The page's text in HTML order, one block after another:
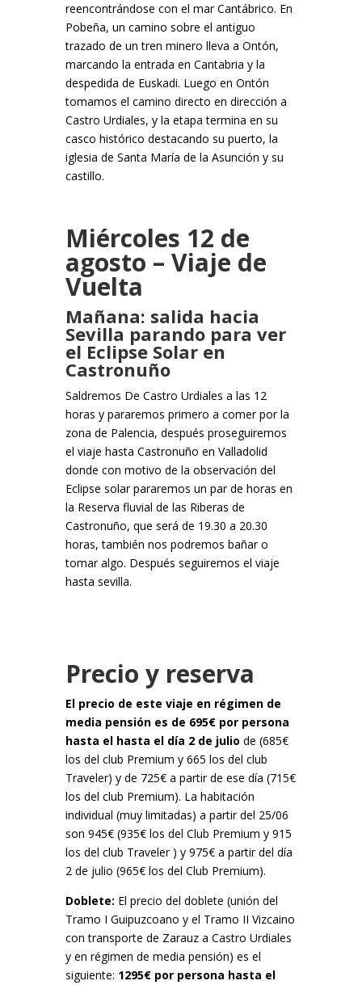
reencontrándose con el mar Cantábrico. En
Pobeña, un camino sobre el antiguo
trazado de un tren minero lleva a Ontón,
marcando la entrada en Cantabria y la
despedida de Euskadi. Luego en Ontón
tomamos el camino directo en dirección a
Castro Urdiales, y la etapa termina en su
casco histórico destacando su puerto, la
iglesia de Santa María de la Asunción y su
castillo.
Miércoles 12 de
agosto – Viaje de
Vuelta
Mañana: salida hacia
Sevilla parando para ver
el Eclipse Solar en
Castronuño
Saldremos De Castro Urdiales a las 12
horas y pararemos primero a comer por la
zona de Palencia, después proseguiremos
el viaje hasta Castronuño en Valladolid
donde con motivo de la observación del
Eclipse solar pararemos un par de horas en
la Reserva fluvial de las Riberas de
Castronuño, que será de 19.30 a 20.30
horas, también nos podremos bañar o
tomar algo. Después seguiremos el viaje
hasta sevilla.
Precio y reserva
El precio de este viaje en régimen de
media pensión es de 695€ por persona
hasta el hasta el día 2 de julio de (685€
los del club Premium y 665 los del club
Traveler) y de 725€ a partir de ese día (715€
los del club Premium). La habitación
individual (muy limitadas) a partir del 25/06
son 945€ (935€ los del Club Premium y 915
los del club Traveler ) y 975€ a partir del día
2 de julio (965€ los del Club Premium).
Doblete: El precio del doblete (unión del
Tramo I Guipuzcoano y el Tramo II Vizcaino
con transporte de Zarauz a Castro Urdiales
y en régimen de media pensión) es el
siguiente: 1295€ por persona hasta el